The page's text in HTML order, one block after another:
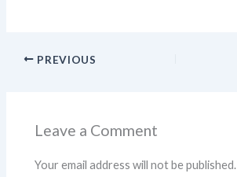
PREVIOUS
Leave a Comment
Your email address will not be published.